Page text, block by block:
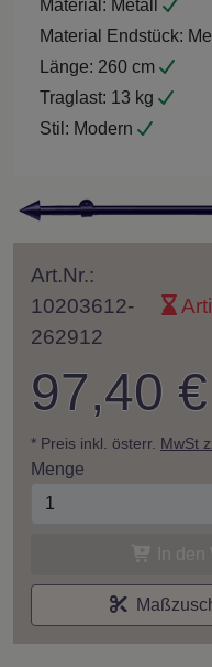
Material: Metall
Material Endstück:
Länge: 260 cm
Traglast: 13 kg
Stil: Modern
Art.Nr.:
10203612-
262912
97,40 €
* Preis inkl. österr. MwSt
Menge